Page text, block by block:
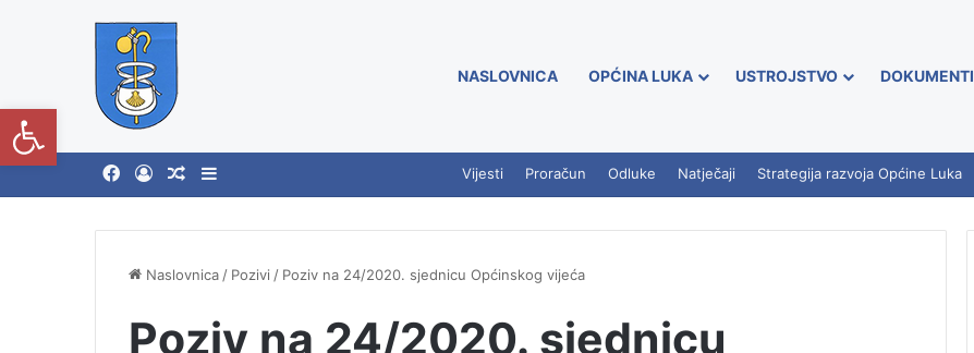
NASLOVNICA OPĆINA LUKA USTROJSTVO DOKUMENTI
Vijesti Proračun Odluke Natječaji Strategija razvoja Općine Luka
Naslovnica / Pozivi / Poziv na 24/2020. sjednicu Općinskog vijeća
Poziv na 24/2020. sjednicu
Open toolbar